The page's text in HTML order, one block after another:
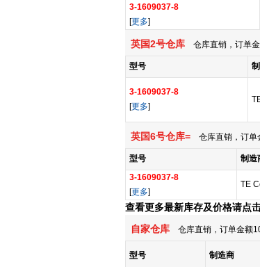
3-1609037-8
[更多]
英国2号仓库 仓库直销，订单
型号
3-1609037-8
[更多]
英国6号仓库= 仓库直销，订单
型号 制造
3-1609037-8
[更多]
TE
查看更多最新库存及价格请点
自家仓库 仓库直销，订单金额
型号 制造商